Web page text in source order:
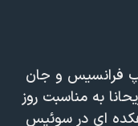
فرانسیس و جان
به مناسبت روز
ای در سوئیس